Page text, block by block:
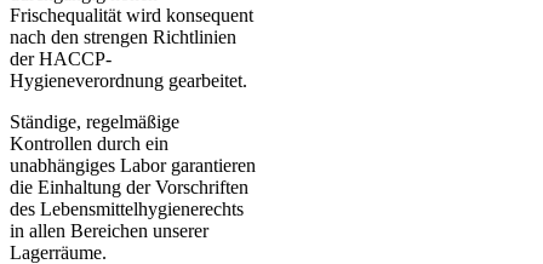
Frischequalität wird konsequent
nach den strengen Richtlinien
der HACCP-
Hygieneverordnung gearbeitet.
Ständige, regelmäßige
Kontrollen durch ein
unabhängiges Labor garantieren
die Einhaltung der Vorschriften
des Lebensmittelhygienerechts
in allen Bereichen unserer
Lagerräume.